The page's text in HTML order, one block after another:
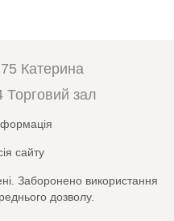
Катерина
Торговий зал
сайту
Заборонено використання
дозволу.